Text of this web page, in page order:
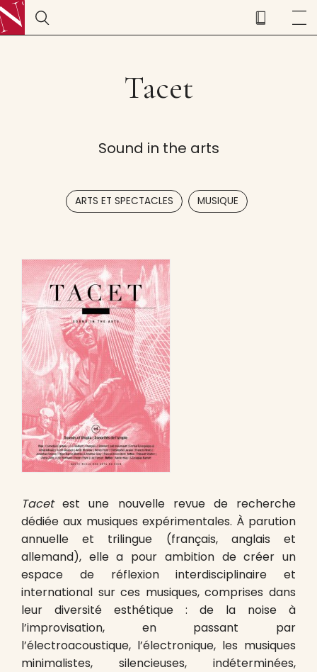
Tacet
Sound in the arts
ARTS ET SPECTACLES MUSIQUE
Tacetest une nouvelle revue de recherche
dédiée aux musiques expérimentales. À parution
annuelle et trilingue (français, anglais et
allemand), elle a pour ambition de créer un
espace de réflexion interdisciplinaire et
international sur ces musiques, comprises dans
leur diversité esthétique : de la noise à
l’improvisation, en passant par
l’électroacoustique, l’électronique, les musiques
minimalistes, silencieuses, indéterminées,